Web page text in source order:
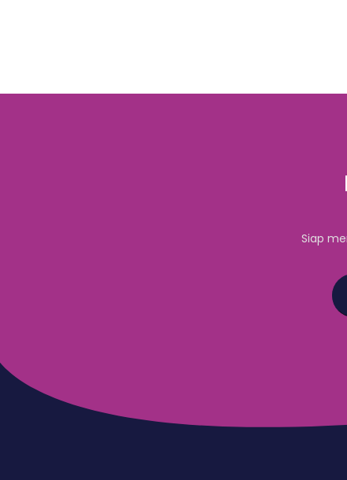
Siap